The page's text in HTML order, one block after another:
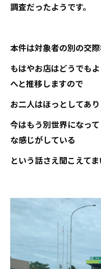
調査だったようです。
本件は対象者の別の交
もはやお店はどうでも
へと推移しますので
お二人はほっとしてあり
今はもう別世界になっ
な感じがしている
という話さえ聞こえてま